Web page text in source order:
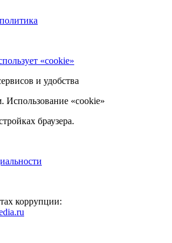
«cookie»
и удобства
Использование «cookie»
браузера.
коррупции: